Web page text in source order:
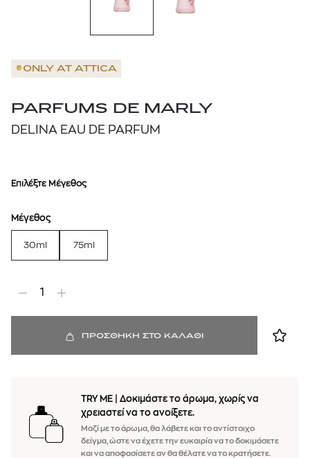
ONLY AT ATTICA
PARFUMS DE MARLY
DELINA EAU DE PARFUM
Επιλέξτε Μέγεθος
Μέγεθος
30ml 75ml
1
ΠΡΟΣΘΗΚΗ ΣΤΟ ΚΑΛΑΘΙ
TRY ME
Δοκιμάστε το άρωμα, χωρίς να
χρειαστεί να το ανοίξετε.
Μαζί με το άρωμα, θα λάβετε και το αντίστοιχο
δείγμα, ώστε να έχετε την ευκαιρία να το δοκιμάσετε
και να αποφασίσετε αν θα θέλατε να το κρατήσετε.